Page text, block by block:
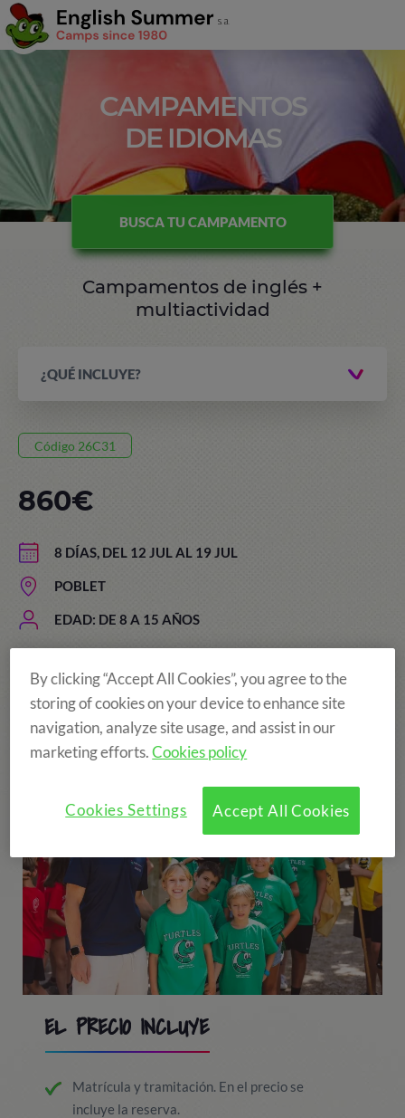
CAMPAMENTOS
DE IDIOMAS
BUSCA TU CAMPAMENTO
Campamentos de inglés +
multiactividad
¿QUÉ INCLUYE?
Código 26C31
8 DÍAS, DEL 12 JUL AL 19 JUL
POBLET
EDAD: DE 8 A 15 AÑOS
860€
El precio de los campamentos
incluye:
EL PRECIO INCLUYE
Matrícula y tramitación. En el precio se
incluye la reserva.
By clicking “Accept All Cookies”, you agree to the
storing of cookies on your device to enhance site
navigation, analyze site usage, and assist in our
marketing efforts.Cookies policy
Accept All Cookies
Cookies Settings